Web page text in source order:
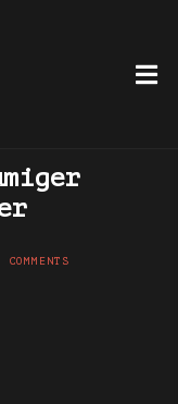
COMMENTS